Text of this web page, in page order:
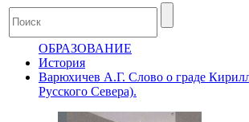
ОБРАЗОВАНИЕ
История
Варюхичев А.Г. Слово о граде
Русского Севера).